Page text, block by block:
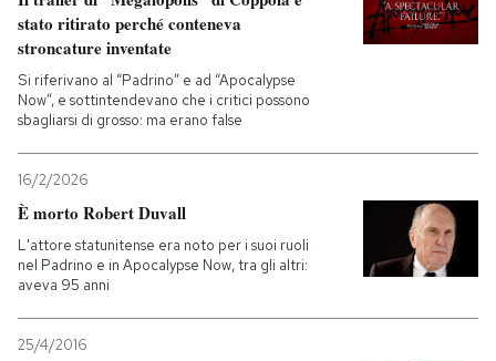
stato ritirato perché conteneva
stroncature inventate
Si riferivano al “Padrino” e ad “Apocalypse
Now”, e sottintendevano che i critici possono
sbagliarsi di grosso: ma erano false
16/2/2026
È morto Robert Duvall
L'attore statunitense era noto per i suoi ruoli
nel Padrino e in Apocalypse Now, tra gli altri:
aveva 95 anni
25/4/2016